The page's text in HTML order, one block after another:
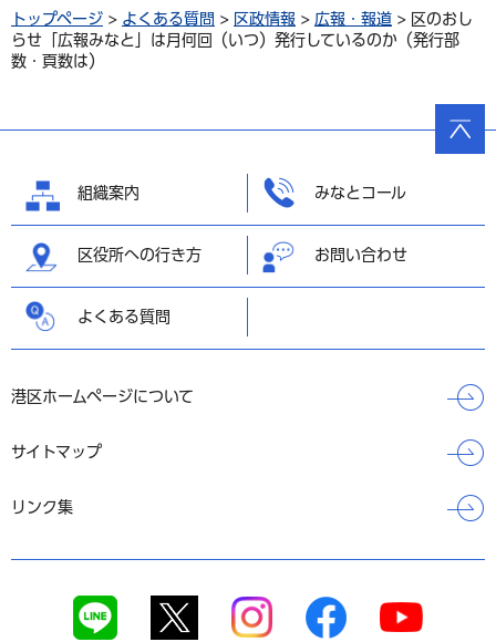
トップページ > よくある質問 > 区政情報 > 広報・報道 > 区のおし
らせ「広報みなと」は月何回（いつ）発行しているのか（発行部
数・頁数は）
組織案内 みなとコール
区役所への行き方 お問い合わせ
よくある質問
港区ホームページについて
サイトマップ
リンク集
ページ
の先頭